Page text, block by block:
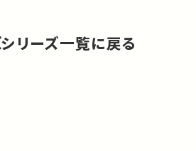
シリーズ一覧に戻る